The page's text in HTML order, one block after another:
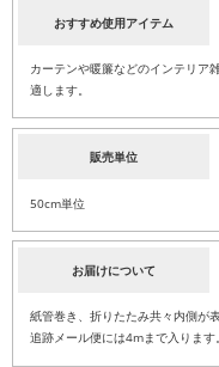
おすすめ使用アイテム
カーテンや暖簾などのインテリア
適します。
販売単位
50cm単位
お届けについて
紙管巻き、折りたたみ共々内側が
追跡メール便には4mまで入ります。